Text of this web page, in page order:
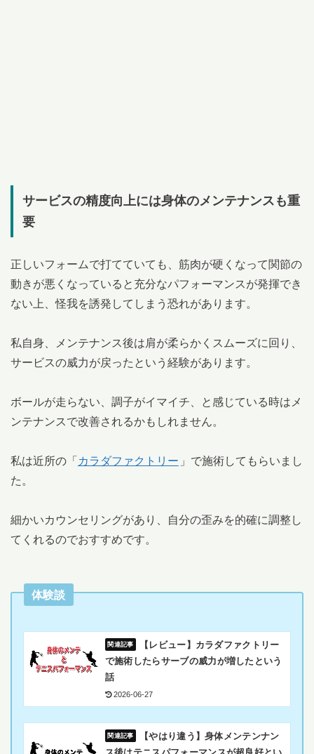
サービスの精度向上には身体のメンテナンスも重
要
正しいフォームで打てていても、筋肉が硬くなって関節の
動きが悪くなっていると充分なパフォーマンスが発揮でき
ない上、怪我を誘発してしまう恐れがあります。
私自身、メンテナンス後は肩が柔らかくスムーズに回り、
サービスの威力が戻ったという経験があります。
ボールが走らない、調子がイマイチ、と感じている時はメ
ンテナンスで改善されるかもしれません。
私は近所の「 カラダファクトリー 」で施術してもらいまし
た。
細かいカウンセリングがあり、自分の歪みを的確に調整し
てくれるのでおすすめです。
体験談
【レビュー】カラダファクトリー
で施術したらサーブの威力が増したという
話
2026-06-27
【やはり違う】身体メンテンナン